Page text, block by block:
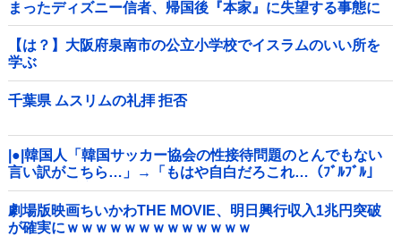
まったディズニー信者、帰国後『本家』に失望する事態に
【は？】大阪府泉南市の公立小学校でイスラムのいい所を
学ぶ
千葉県 ムスリムの礼拝 拒否
|●|韓国人「韓国サッカー協会の性接待問題のとんでもない
言い訳がこちら…」→「もはや自白だろこれ…（ﾌﾞﾙﾌﾞﾙ」
＝韓国の反応
劇場版映画ちいかわTHE MOVIE、明日興行収入1兆円突破
が確実にｗｗｗｗｗｗｗｗｗｗｗｗｗ